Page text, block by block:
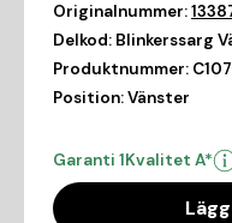
Originalnummer:
Delkod: Blinkerssarg
Produktnummer:
Position:Vänster
Garanti 1Kvalitet A*